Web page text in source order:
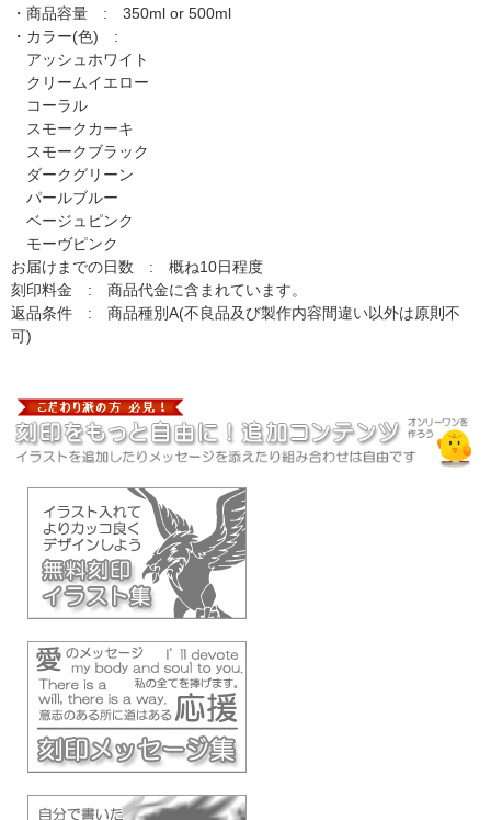
・商品容量 : 350ml or 500ml
・カラー(色) :
アッシュホワイト
クリームイエロー
コーラル
スモークカーキ
スモークブラック
ダークグリーン
パールブルー
ベージュピンク
モーヴピンク
お届けまでの日数 : 概ね10日程度
刻印料金 : 商品代金に含まれています。
返品条件 : 商品種別A(不良品及び製作内容間違い以外は原則不
可)